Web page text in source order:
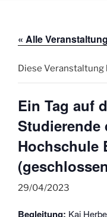
« Alle
Diese
Ein Tag auf
Studierende
Hochschule
29/04/2023
Begleitung: Kai